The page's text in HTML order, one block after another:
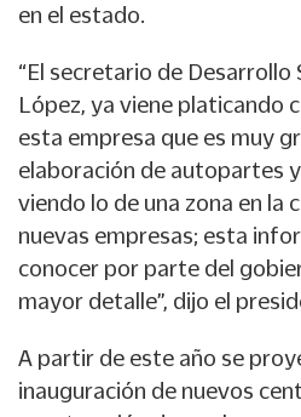
en el estado.
“El secretario de
López, ya viene platicando
esta empresa que es muy
elaboración de autopartes
viendo lo de una zona en la
nuevas empresas; esta
conocer por parte del
mayor detalle”, dijo el
A partir de este año se
inauguración de nuevos